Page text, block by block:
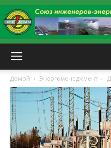
Домой Энергоменеджмент